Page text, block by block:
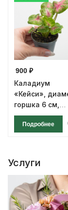
900 ₽
Каладиум
«Кейси»,
горшка 6 см,
высота 12 см
Подробнее
Услуги